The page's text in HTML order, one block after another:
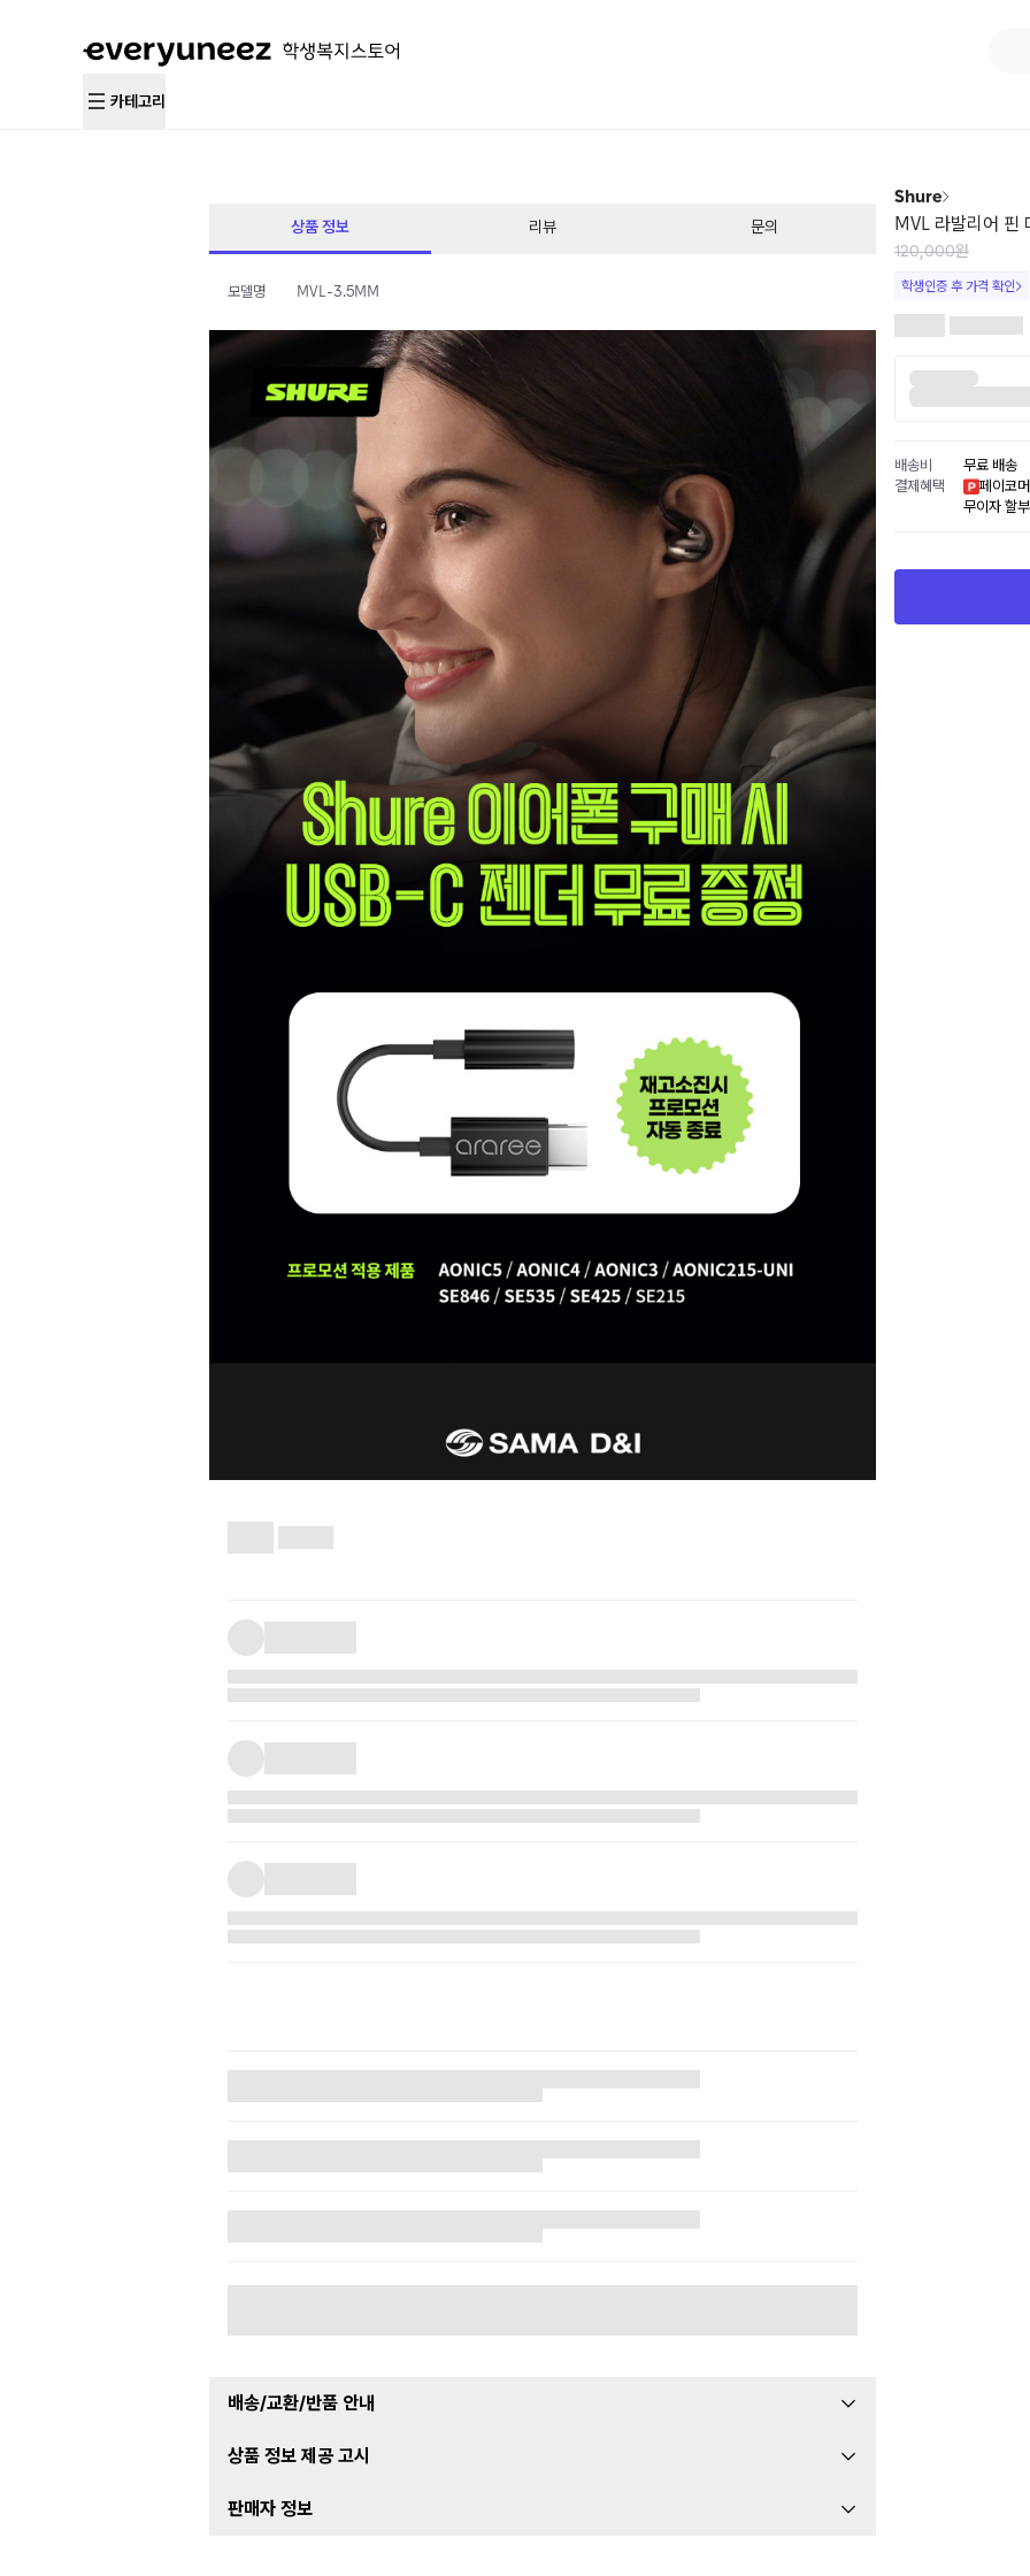
카테고리
상품 정보 리뷰 문의
모델명 MVL-3.5MM
배송/교환/반품 안내
상품 정보 제공 고시
판매자 정보
Shure
MVL 라발리어 핀
120,000원
학생인증 후 가격 확인
배송비
무료 배송
결제혜택
페이코
무이자 할